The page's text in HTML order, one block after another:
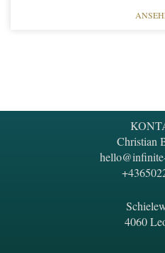
Christian
4060